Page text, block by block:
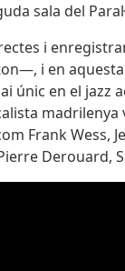
sala del
i
i en
únic en el jazz
Frank Wess,
Derouard,